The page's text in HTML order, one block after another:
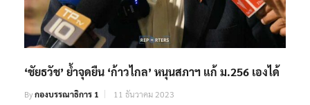
‘ชัยธวัช’ ย้ำจุดยืน ‘ก้าวไกล’ หนุนสภาฯ แก้ ม.256 เองได้
Byกองบรรณาธิการ 1 11 ธันวาคม 2023